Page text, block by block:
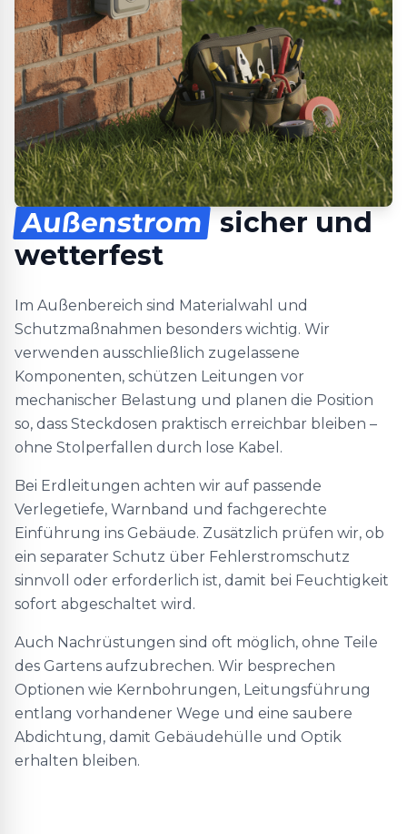
Außenstrom sicher und
wetterfest
Im Außenbereich sind Materialwahl und
Schutzmaßnahmen besonders wichtig. Wir
verwenden ausschließlich zugelassene
Komponenten, schützen Leitungen vor
mechanischer Belastung und planen die Position
so, dass Steckdosen praktisch erreichbar bleiben –
ohne Stolperfallen durch lose Kabel.
Bei Erdleitungen achten wir auf passende
Verlegetiefe, Warnband und fachgerechte
Einführung ins Gebäude. Zusätzlich prüfen wir, ob
ein separater Schutz über Fehlerstromschutz
sinnvoll oder erforderlich ist, damit bei Feuchtigkeit
sofort abgeschaltet wird.
Auch Nachrüstungen sind oft möglich, ohne Teile
des Gartens aufzubrechen. Wir besprechen
Optionen wie Kernbohrungen, Leitungsführung
entlang vorhandener Wege und eine saubere
Abdichtung, damit Gebäudehülle und Optik
erhalten bleiben.